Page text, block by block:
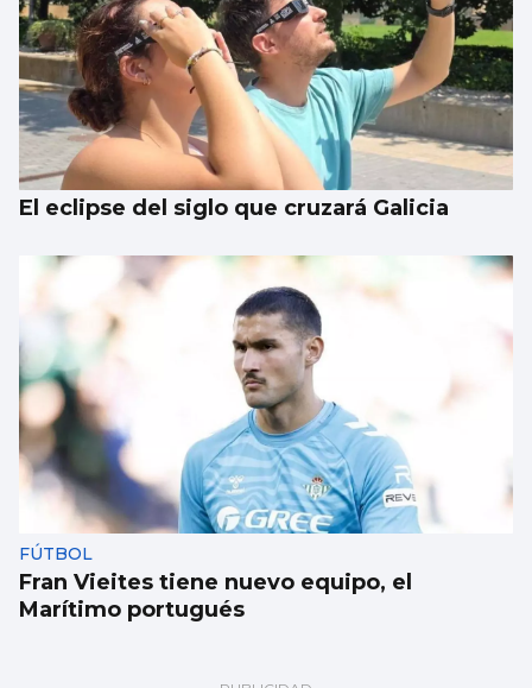
El eclipse del siglo que cruzará Galicia
FÚTBOL
Fran Vieites tiene nuevo equipo, el
Marítimo portugués